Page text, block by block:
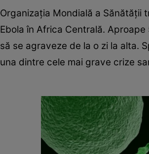
Organizația Mondială a Sănătății
Ebola în Africa Centrală.
să se agraveze de la o zi la alta.
una dintre cele mai grave crize